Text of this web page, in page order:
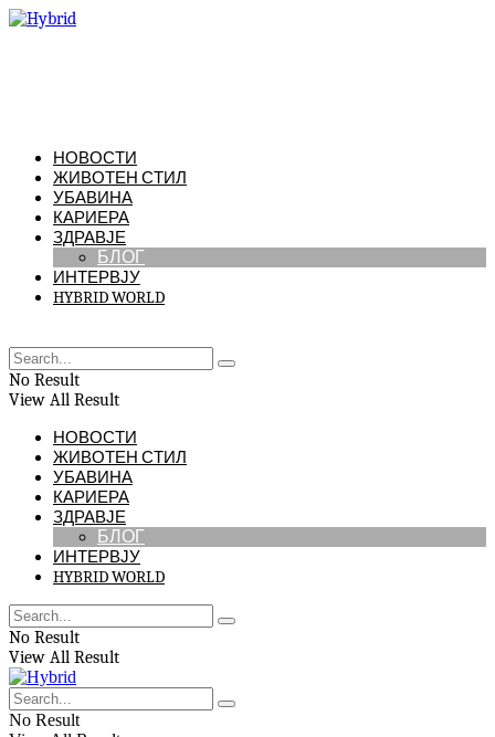
НОВОСТИ
ЖИВОТЕН СТИЛ
УБАВИНА
КАРИЕРА
ЗДРАВЈЕ
БЛОГ
ИНТЕРВЈУ
HYBRID WORLD
No Result
View All Result
НОВОСТИ
ЖИВОТЕН СТИЛ
УБАВИНА
КАРИЕРА
ЗДРАВЈЕ
БЛОГ
ИНТЕРВЈУ
HYBRID WORLD
No Result
View All Result
No Result